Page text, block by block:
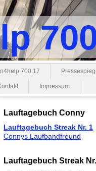
700.17
Impressum
Lauftagebuch Conny
Lauftagebuch Streak Nr. 1
Connys Laufbandfreund
Lauftagebuch Streak